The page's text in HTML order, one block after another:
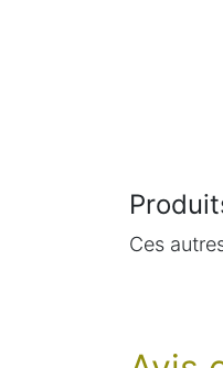
Ces